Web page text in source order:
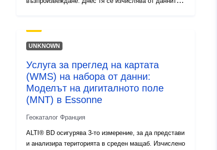
мащаб. Изчислено в исторически план между 1987 г.
и 2001 г., ALTI® BD е получен от сканиране на карти
изчислява от данните на RGE ALTI®.
UNKNOWN
Услуга за преглед на картата
(WMS) на набора от данни:
Моделът на дигиталното поле
(MNT) в Essonne
Геокаталог Франция
ALTI® BD осигурява 3-то измерение, за да представи
и анализира територията в среден мащаб. Изчислено